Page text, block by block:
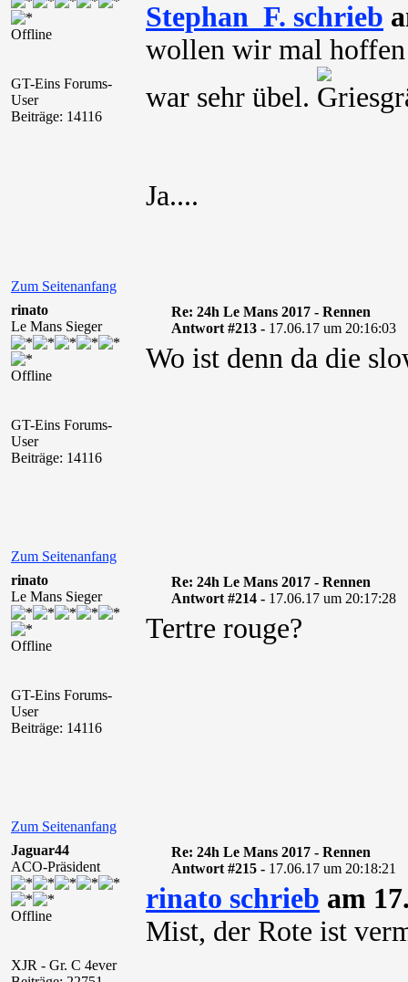
Offline
GT-Eins Forums-
User
Beiträge: 14116
Stephan_F. schrieb
wollen wir mal hoffen
war sehr übel.
Ja....
Zum Seitenanfang
rinato
Le Mans Sieger
Offline
GT-Eins Forums-
User
Beiträge: 14116
Re: 24h Le Mans 2017 - Rennen
Antwort #213 - 17.06.17 um 20:16:03
Wo ist denn da die
Zum Seitenanfang
rinato
Le Mans Sieger
Offline
GT-Eins Forums-
User
Beiträge: 14116
Re: 24h Le Mans 2017 - Rennen
Antwort #214 - 17.06.17 um 20:17:28
Tertre rouge?
Zum Seitenanfang
Jaguar44
ACO-Präsident
Offline
XJR - Gr. C 4ever
Re: 24h Le Mans 2017 - Rennen
Antwort #215 - 17.06.17 um 20:18:21
rinato schrieb am
Mist, der Rote ist